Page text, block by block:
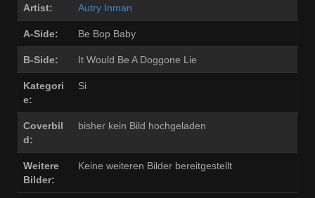
Artist: Autry Inman
A-Side: Be Bop Baby
B-Side: It Would Be A Doggone Lie
Kategori
e:
Si
Coverbil
d:
bisher kein Bild hochgeladen
Weitere
Bilder:
Keine weiteren Bilder bereitgestellt